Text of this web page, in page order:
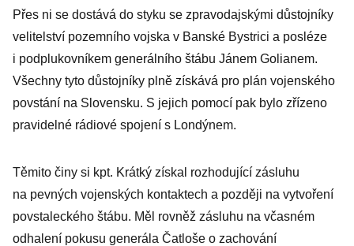
Přes ni se dostává do styku se zpravodajskými důstojníky
velitelství pozemního vojska v Banské Bystrici a posléze
i podplukovníkem generálního štábu Jánem Golianem.
Všechny tyto důstojníky plně získává pro plán vojenského
povstání na Slovensku. S jejich pomocí pak bylo zřízeno
pravidelné rádiové spojení s Londýnem.
Těmito činy si kpt. Krátký získal rozhodující zásluhu
na pevných vojenských kontaktech a později na vytvoření
povstaleckého štábu. Měl rovněž zásluhu na včasném
odhalení pokusu generála Čatloše o zachování